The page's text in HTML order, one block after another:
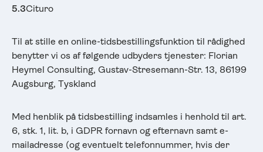
5.3Cituro
Til at stille en online-tidsbestillingsfunktion til rådighed
benytter vi os af følgende udbyders tjenester: Florian
Heymel Consulting, Gustav-Stresemann-Str. 13, 86199
Augsburg, Tyskland
Med henblik på tidsbestilling indsamles i henhold til art.
6, stk. 1, lit. b, i GDPR fornavn og efternavn samt e-
mailadresse (og eventuelt telefonnummer, hvis der